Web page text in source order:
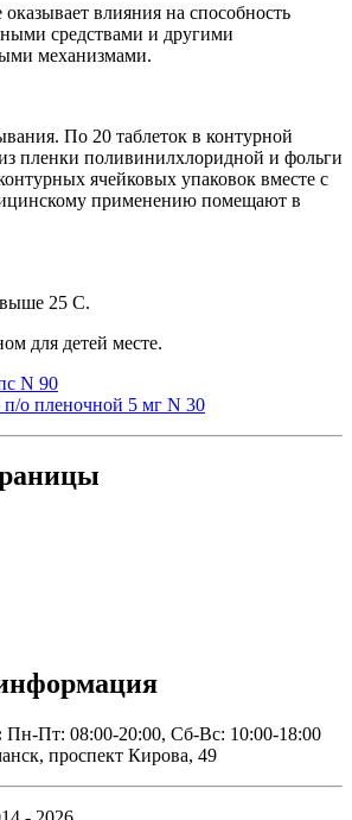
влияния на способность
средствами и другими
механизмами.
По 20 таблеток в контурной
пленки поливинилхлоридной и фольги
ячейковых упаковок вместе с
применению помещают в
25 С.
для детей месте.
N 90
о пленочной 5 мг N 30
Пн-Пт: 08:00-20:00, Сб-Вс: 10:00-18:00
проспект Кирова, 49